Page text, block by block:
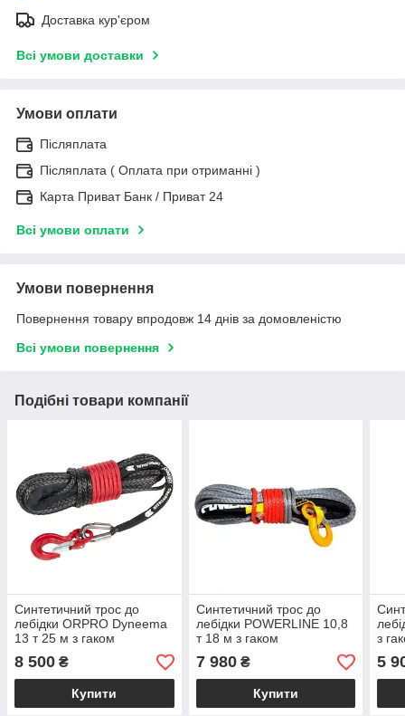
Доставка кур'єром
Всі умови доставки
Умови оплати
Післяплата
Післяплата ( Оплата при отриманні )
Карта Приват Банк / Приват 24
Всі умови оплати
Умови повернення
Повернення товару впродовж 14 днів за домовленістю
Всі умови повернення
Подібні товари компанії
Синтетичний трос до
лебідки ORPRO Dyneema
13 т 25 м з гаком
8 500 ₴
Купити
Синтетичний трос до
лебідки POWERLINE 10,8
т 18 м з гаком
7 980₴
Купити
з
5